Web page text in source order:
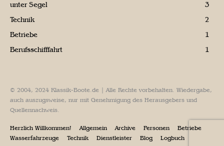
unter Segel
3
Technik
2
Betriebe
1
Berufsschifffahrt
1
© 2004, 2024 Klassik-Boote.de | Alle Rechte vorbehalten. Wiedergabe,
auch auszugsweise, nur mit Genehmigung des Herausgebers und
Quellennachweis.
Herzlich Willkommen! Allgemein Archive Personen
Betriebe
Wasserfahrzeuge
Technik Dienstleister Blog
Logbuch